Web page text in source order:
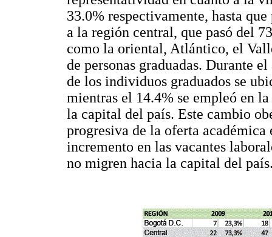
33.0% respectivamente, hasta
a la región central, que pasó del
como la oriental, Atlántico, el
de personas graduadas. Durante
de los individuos graduados se
mientras el 14.4% se empleó en
la capital del país. Este cambio
progresiva de la oferta
incremento en las vacantes
no migren hacia la capital del